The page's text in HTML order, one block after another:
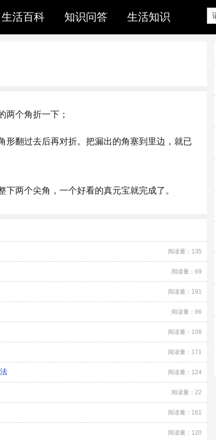
生活百科 知识问答 生活知识
两个角折一下；
形翻过去后再对折。把漏出的角塞到里边，就已
两个尖角，一个好看的真元宝就完成了。
阅读量：135
阅读量：69
阅读量：191
阅读量：86
阅读量：108
阅读量：171
阅读量：124
阅读量：22
阅读量：161
阅读量：120